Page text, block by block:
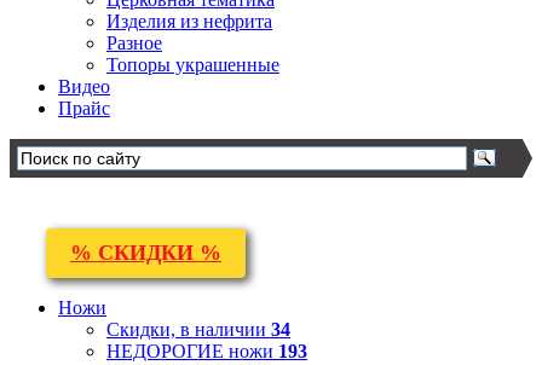
Изделия из нефрита
Разное
Топоры украшенные
Видео
Прайс
% СКИДКИ %
Ножи
Скидки, в наличии 34
НЕДОРОГИЕ ножи 193